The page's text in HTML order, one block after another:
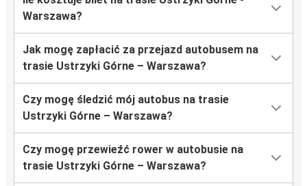
Warszawa?
Jak mogę zapłacić za przejazd autobusem na
trasie Ustrzyki Górne – Warszawa?
Czy mogę śledzić mój autobus na trasie
Ustrzyki Górne – Warszawa?
Czy mogę przewieźć rower w autobusie na
trasie Ustrzyki Górne – Warszawa?